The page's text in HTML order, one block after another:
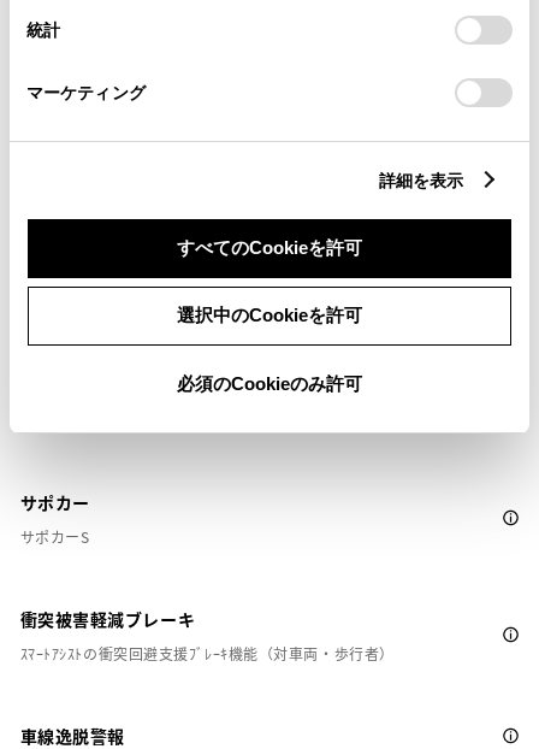
設定の変更、同意を撤回したりするにあたっては、当社の
「Cookie（クッキー）情報の取り扱いについて
」をご覧くだ
統計
マーケティング
詳細を表示
すべてのCookieを許可
選択中のCookieを許可
必須のCookieのみ許可
：ｽﾏｰﾄｷ-
※ セットアップ費用は別途申し受けます
安全装置・運転サポート
サポカー
サポカーS
衝突被害軽減ブレーキ
ｽﾏｰﾄｱｼｽﾄの衝突回避支援ﾌﾞﾚｰｷ機能（対車両・歩行者）
車線逸脱警報